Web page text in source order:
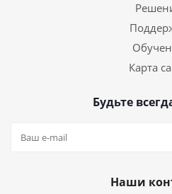
Карта
Будьте
Наши